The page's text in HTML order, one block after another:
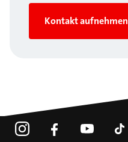
Kontakt aufnehmen